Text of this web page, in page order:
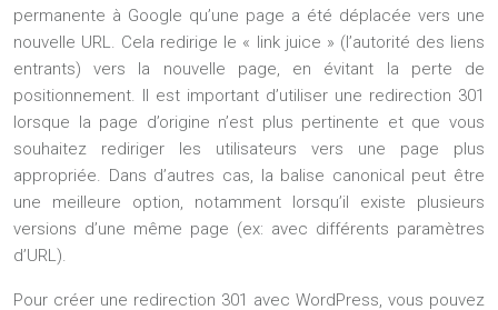
permanente à Google qu’une page a été déplacée vers une
nouvelle URL. Cela redirige le « link juice » (l’autorité des liens
entrants) vers la nouvelle page, en évitant la perte de
positionnement. Il est important d’utiliser une redirection 301
lorsque la page d’origine n’est plus pertinente et que vous
souhaitez rediriger les utilisateurs vers une page plus
appropriée. Dans d’autres cas, la balise canonical peut être
une meilleure option, notamment lorsqu’il existe plusieurs
versions d’une même page (ex: avec différents paramètres
d’URL).
Pour créer une redirection 301 avec WordPress, vous pouvez